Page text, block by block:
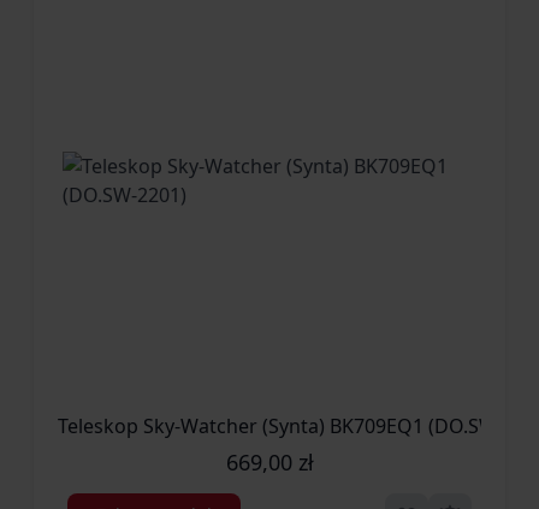
Teleskop Sky-Watcher (Synta) BK709EQ1 (DO.SW-
669,00 zł